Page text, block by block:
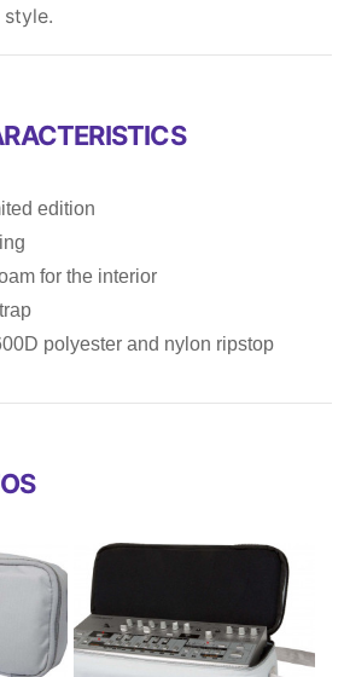
edition
for the interior
polyester and nylon ripstop